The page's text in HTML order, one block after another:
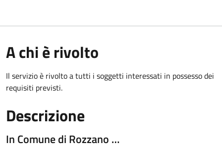
A chi è rivolto
Il servizio è rivolto a tutti i soggetti interessati in possesso dei
requisiti previsti.
Descrizione
In Comune di Rozzano …